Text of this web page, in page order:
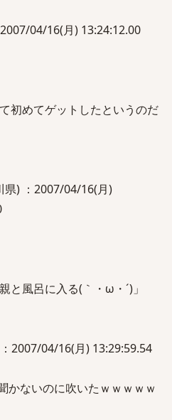
04/16(月) 13:24:12.00
初めてゲットしたというのだ
県) ：2007/04/16(月)
と風呂に入る(｀・ω・´)」
2007/04/16(月) 13:29:59.54
かないのに吹いたｗｗｗｗｗ